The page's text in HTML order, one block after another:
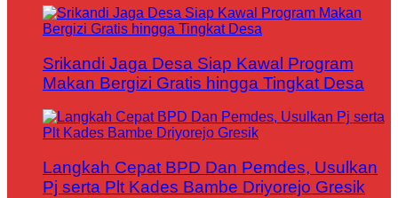
Srikandi Jaga Desa Siap Kawal Program
Makan Bergizi Gratis hingga Tingkat Desa
Langkah Cepat BPD Dan Pemdes, Usulkan
Pj serta Plt Kades Bambe Driyorejo Gresik